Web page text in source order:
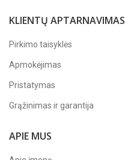
KLIENTŲ APTARNAVIMAS
Pirkimo taisyklės
Apmokėjimas
Pristatymas
Grąžinimas ir garantija
APIE MUS